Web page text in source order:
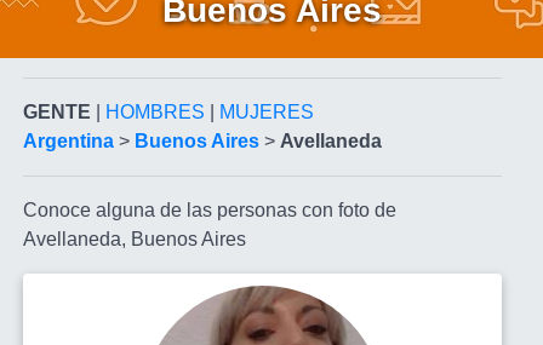
Buenos Aires
GENTE HOMBRES
MUJERES
Argentina > Buenos Aires > Avellaneda
Conoce alguna de las personas con foto de
Avellaneda, Buenos Aires